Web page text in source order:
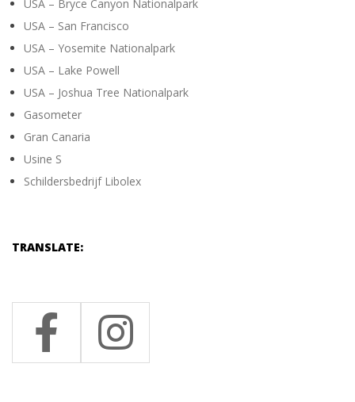
USA – Bryce Canyon Nationalpark
USA – San Francisco
USA – Yosemite Nationalpark
USA – Lake Powell
USA – Joshua Tree Nationalpark
Gasometer
Gran Canaria
Usine S
Schildersbedrijf Libolex
TRANSLATE: